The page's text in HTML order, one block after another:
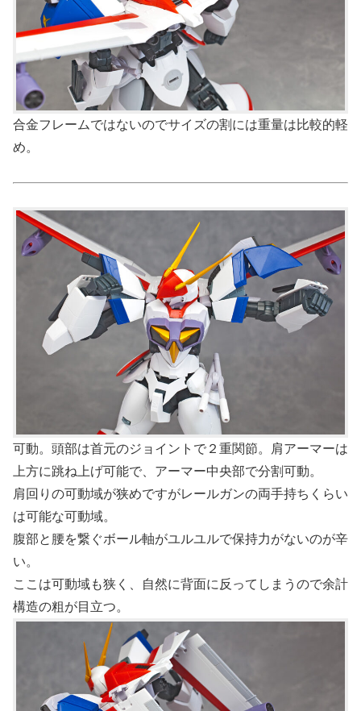
合金フレームではないのでサイズの割には重量は比較的軽
め。
可動。頭部は首元のジョイントで２重関節。肩アーマーは
上方に跳ね上げ可能で、アーマー中央部で分割可動。
肩回りの可動域が狭めですがレールガンの両手持ちくらい
は可能な可動域。
腹部と腰を繋ぐボール軸がユルユルで保持力がないのが辛
い。
ここは可動域も狭く、自然に背面に反ってしまうので余計
構造の粗が目立つ。